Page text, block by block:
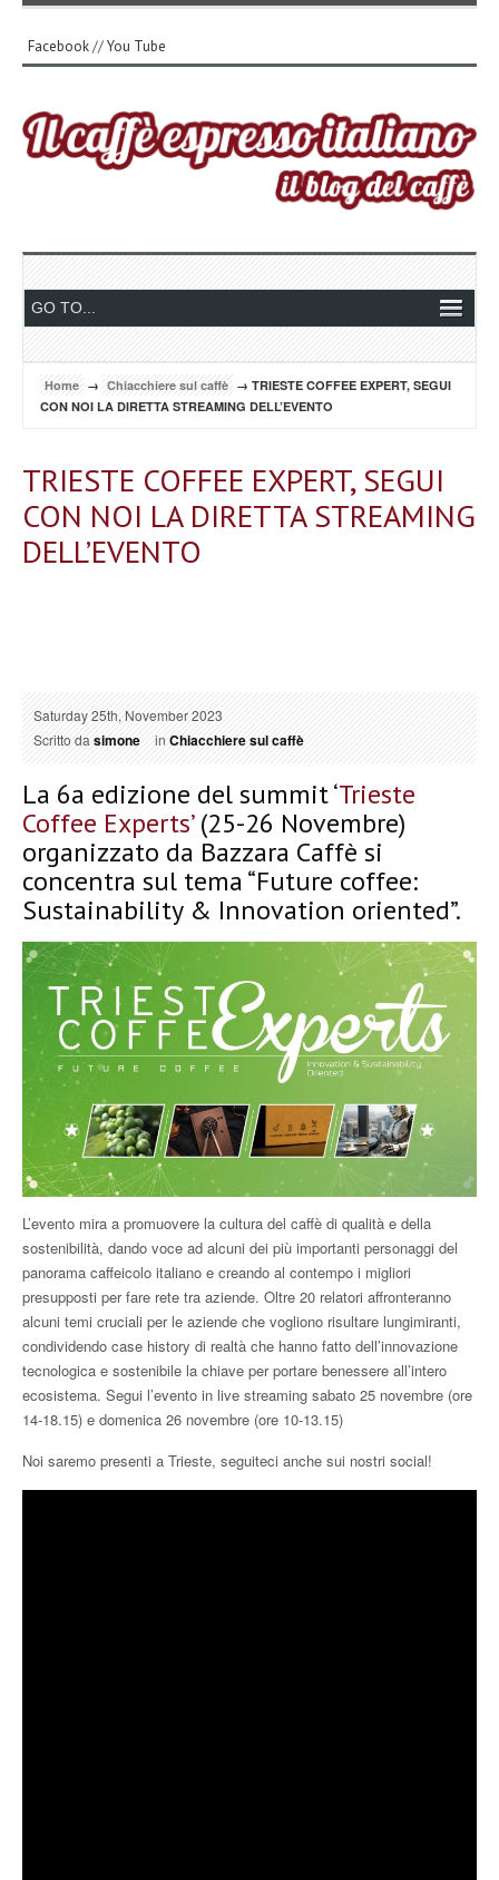
Facebook//You Tube
Home → Chiacchiere sul caffè → TRIESTE COFFEE EXPERT, SEGUI
CON NOI LA DIRETTA STREAMING DELL’EVENTO
TRIESTE COFFEE EXPERT, SEGUI
CON NOI LA DIRETTA STREAMING
DELL’EVENTO
Saturday 25th, November 2023
Scritto dasimone inChiacchiere sul caffè
La 6a edizione del summit ‘Trieste
Coffee Experts’(25-26 Novembre)
organizzato da Bazzara Caffè si
concentra sul tema “Future coffee:
Sustainability & Innovation oriented”.
L’evento mira a promuovere la cultura del caffè di qualità e della
sostenibilità, dando voce ad alcuni dei più importanti personaggi del
panorama caffeicolo italiano e creando al contempo i migliori
presupposti per fare rete tra aziende. Oltre 20 relatori affronteranno
alcuni temi cruciali per le aziende che vogliono risultare lungimiranti,
condividendo case history di realtà che hanno fatto dell’innovazione
tecnologica e sostenibile la chiave per portare benessere all’intero
ecosistema. Segui l’evento in live streaming sabato 25 novembre (ore
14-18.15) e domenica 26 novembre (ore 10-13.15)
Noi saremo presenti a Trieste, seguiteci anche sui nostri social!